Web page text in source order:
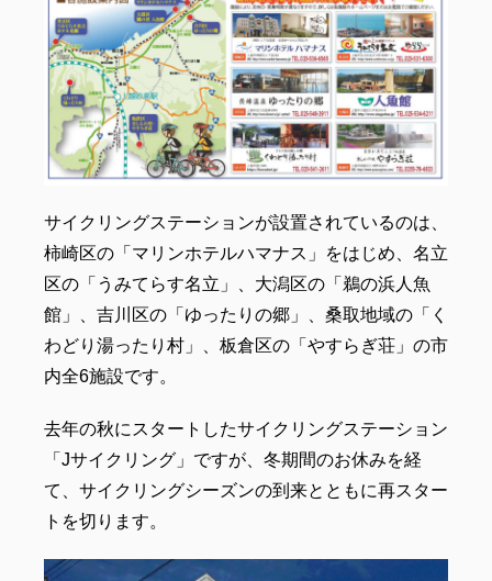
サイクリングステーションが設置されているのは、
柿崎区の「マリンホテルハマナス」をはじめ、名立
区の「うみてらす名立」、大潟区の「鵜の浜人魚
館」、吉川区の「ゆったりの郷」、桑取地域の「く
わどり湯ったり村」、板倉区の「やすらぎ荘」の市
内全6施設です。
去年の秋にスタートしたサイクリングステーション
「Jサイクリング」ですが、冬期間のお休みを経
て、サイクリングシーズンの到来とともに再スター
トを切ります。